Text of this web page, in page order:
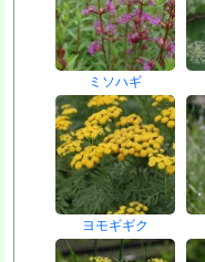
ミソハギ
ヨモギギク